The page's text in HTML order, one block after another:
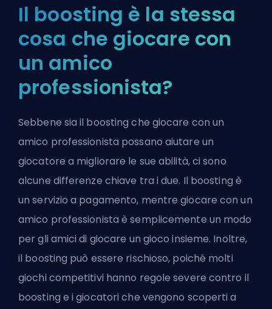
Il boosting è la stessa
cosa che giocare con
un amico
professionista?
Sebbene sia il boosting che giocare con un
amico professionista possano aiutare un
giocatore a migliorare le sue abilità, ci sono
alcune differenze chiave tra i due. Il boosting è
un servizio a pagamento, mentre giocare con un
amico professionista è semplicemente un modo
per gli amici di giocare un gioco insieme. Inoltre,
il boosting può essere rischioso, poiché molti
giochi competitivi hanno regole severe contro il
boosting e i giocatori che vengono scoperti a